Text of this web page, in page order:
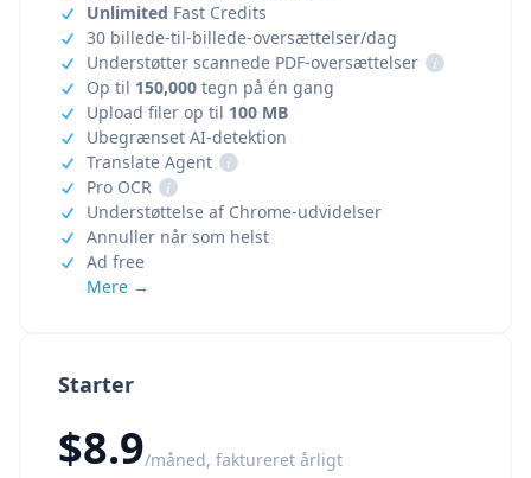
Starter
$8.9/måned, faktureret årligt
Unlimited Fast Credits
30 billede-til-billede-oversættelser/dag
Understøtter scannede PDF-oversættelser
i
Op til 150,000 tegn på én gang
Upload filer op til 100 MB
Ubegrænset AI-detektion
Translate Agent
i
Pro OCR
i
Understøttelse af Chrome-udvidelser
Annuller når som helst
Ad free
Mere →